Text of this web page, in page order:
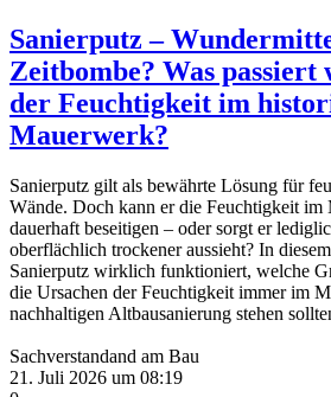
Sanierputz –
Zeitbombe? Was
der Feuchtigkeit im
Mauerwerk?
Sanierputz gilt als bewährte Lösung für
Wände. Doch kann er die Feuchtigkeit im
dauerhaft beseitigen – oder sorgt er
oberflächlich trockener aussieht? In
Sanierputz wirklich funktioniert, welche
die Ursachen der Feuchtigkeit immer im
nachhaltigen Altbausanierung stehen
Sachverstandand am Bau
21. Juli 2026 um 08:19